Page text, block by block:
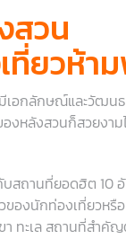
สวน
ที่ยวห้า
เอกลักษณ์และวัฒน
งหลังสวนก็สวยงา
บสถานที่ยอดฮิต 10
ของนักท่องเที่ยวห
า ทะเล สถานที่สำคั